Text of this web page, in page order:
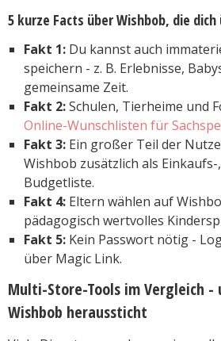
5 kurze Facts über Wishbob, die
Fakt 1: Du kannst auch
speichern - z. B. Erlebnisse,
gemeinsame Zeit.
Fakt 2:Schulen, Tierheime und
Online-Wunschlisten für
Fakt 3: Ein großer Teil der
Wishbob zusätzlich als
Budgetliste.
Fakt 4: Eltern wählen auf
pädagogisch wertvolles
Fakt 5: Kein Passwort nötig -
über Magic Link.
Multi-Store-Tools im Vergleich -
Wishbob heraussticht